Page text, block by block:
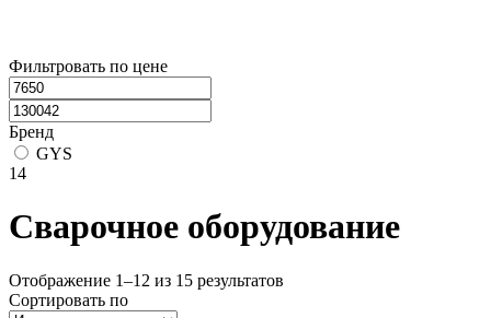
Фильтровать по цене
Бренд
GYS
14
Сварочное оборудование
Отображение 1–12 из 15 результатов
Сортировать по